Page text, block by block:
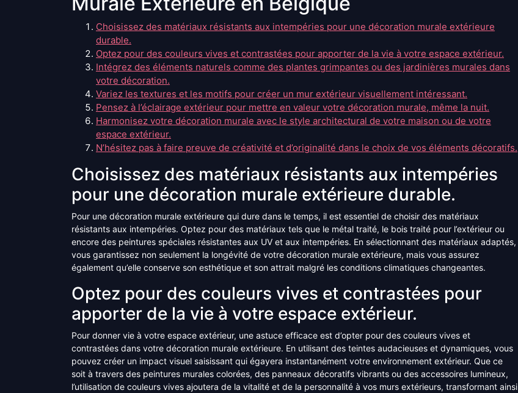
Choisissez des matériaux résistants aux intempéries pour une décoration murale extérieure
durable.
Optez pour des couleurs vives et contrastées pour apporter de la vie à votre espace extérieur.
Intégrez des éléments naturels comme des plantes grimpantes ou des jardinières murales dans
votre décoration.
Variez les textures et les motifs pour créer un mur extérieur visuellement intéressant.
Pensez à l’éclairage extérieur pour mettre en valeur votre décoration murale, même la nuit.
Harmonisez votre décoration murale avec le style architectural de votre maison ou de votre
espace extérieur.
N’hésitez pas à faire preuve de créativité et d’originalité dans le choix de vos éléments décoratifs.
Choisissez des matériaux résistants aux intempéries
pour une décoration murale extérieure durable.
Pour une décoration murale extérieure qui dure dans le temps, il est essentiel de choisir des matériaux
résistants aux intempéries. Optez pour des matériaux tels que le métal traité, le bois traité pour l’extérieur ou
encore des peintures spéciales résistantes aux UV et aux intempéries. En sélectionnant des matériaux adaptés,
vous garantissez non seulement la longévité de votre décoration murale extérieure, mais vous assurez
également qu’elle conserve son esthétique et son attrait malgré les conditions climatiques changeantes.
Optez pour des couleurs vives et contrastées pour
apporter de la vie à votre espace extérieur.
Pour donner vie à votre espace extérieur, une astuce efficace est d’opter pour des couleurs vives et
contrastées dans votre décoration murale extérieure. En utilisant des teintes audacieuses et dynamiques, vous
pouvez créer un impact visuel saisissant qui égayera instantanément votre environnement extérieur. Que ce
soit à travers des peintures murales colorées, des panneaux décoratifs vibrants ou des accessoires lumineux,
l’utilisation de couleurs vives ajoutera de la vitalité et de la personnalité à vos murs extérieurs, transformant ainsi